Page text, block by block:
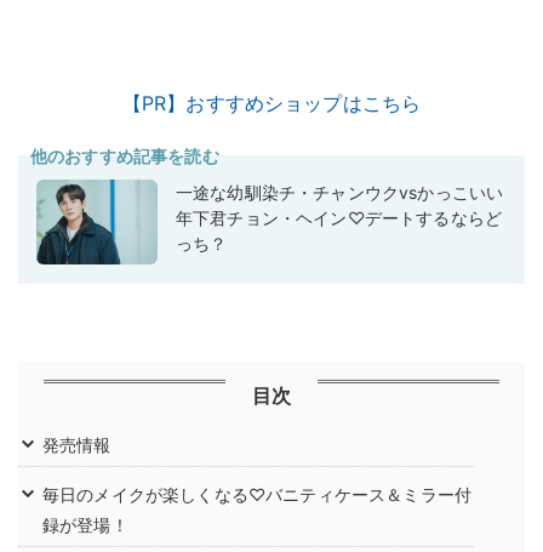
【PR】おすすめショップはこちら
他のおすすめ記事を読む
一途な幼馴染チ・チャンウクvsかっこいい
年下君チョン・ヘイン♡デートするならど
っち？
目次
発売情報
毎日のメイクが楽しくなる♡バニティケース＆ミラー付
録が登場！